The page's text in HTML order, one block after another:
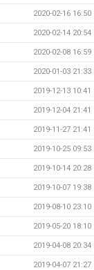
2020-02-16 16:50
2020-02-14 20:54
2020-02-08 16:59
2020-01-03 21:33
2019-12-13 10:41
2019-12-04 21:41
2019-11-27 21:41
2019-10-25 09:53
2019-10-14 20:28
2019-10-07 19:38
2019-08-10 23:10
2019-05-20 18:10
2019-04-08 20:34
2019-04-07 21:27